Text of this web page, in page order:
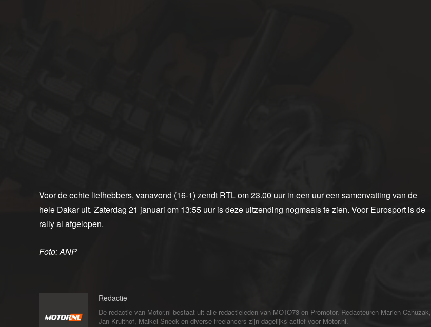
Voor de echte liefhebbers, vanavond (16-1) zendt RTL om 23.00 uur in een uur een samenvatting van de
hele Dakar uit. Zaterdag 21 januari om 13:55 uur is deze uitzending nogmaals te zien. Voor Eurosport is de
rally al afgelopen.
Foto: ANP
Redactie
De redactie van Motor.nl bestaat uit alle redactieleden van MOTO73 en Promotor. Redacteuren Marien Cahuzak,
Jan Kruithof, Maikel Sneek en diverse freelancers zijn dagelijks actief voor Motor.nl.